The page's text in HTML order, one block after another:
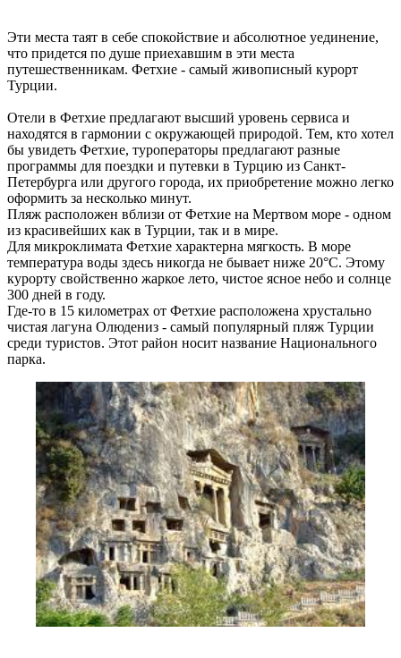
Эти места таят в себе спокойствие и абсолютное уединение,
что придется по душе приехавшим в эти места
путешественникам. Фетхие - самый живописный курорт
Турции.
Отели в Фетхие предлагают высший уровень сервиса и
находятся в гармонии с окружающей природой. Тем, кто хотел
бы увидеть Фетхие, туроператоры предлагают разные
программы для поездки и путевки в Турцию из Санкт-
Петербурга или другого города, их приобретение можно легко
оформить за несколько минут.
Пляж расположен вблизи от Фетхие на Мертвом море - одном
из красивейших как в Турции, так и в мире.
Для микроклимата Фетхие характерна мягкость. В море
температура воды здесь никогда не бывает ниже 20°С. Этому
курорту свойственно жаркое лето, чистое ясное небо и солнце
300 дней в году.
Где-то в 15 километрах от Фетхие расположена хрустально
чистая лагуна Олюдениз - самый популярный пляж Турции
среди туристов. Этот район носит название Национального
парка.